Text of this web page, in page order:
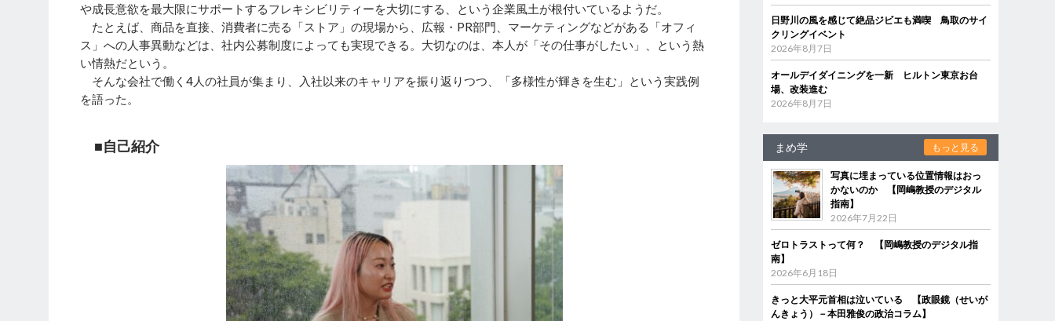
や成長意欲を最大限にサポートするフレキシビリティーを大切にする、という企業風土が根付いているようだ。
たとえば、商品を直接、消費者に売る「ストア」の現場から、広報・PR部門、マーケティングなどがある「オフィ
ス」への人事異動などは、社内公募制度によっても実現できる。大切なのは、本人が「その仕事がしたい」、という熱
い情熱だという。
そんな会社で働く4人の社員が集まり、入社以来のキャリアを振り返りつつ、「多様性が輝きを生む」という実践例
を語った。
■自己紹介
日野川の風を感じて絶品ジビエも満喫 鳥取のサイ
クリングイベント
2026年8月7日
オールデイダイニングを一新 ヒルトン東京お台
場、改装進む
2026年8月7日
まめ学 もっと見る
写真に埋まっている位置情報はおっ
かないのか 【岡嶋教授のデジタル
指南】
2026年7月22日
ゼロトラストって何？ 【岡嶋教授のデジタル指
南】
2026年6月18日
きっと大平元首相は泣いている 【政眼鏡（せいが
んきょう）－本田雅俊の政治コラム】